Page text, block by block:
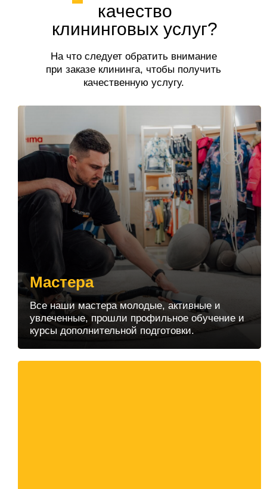
качество
клининговых услуг?
На что следует обратить внимание
при заказе клининга, чтобы получить
качественную услугу.
Мастера
Все наши мастера молодые, активные и
увлеченные, прошли профильное обучение и
курсы дополнительной подготовки.